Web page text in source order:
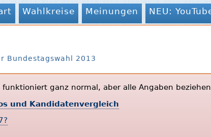
Wahlkreise Meinungen NEU:
Bundestagswahl 2013
funktioniert ganz normal, aber alle Angaben
und Kandidatenvergleich